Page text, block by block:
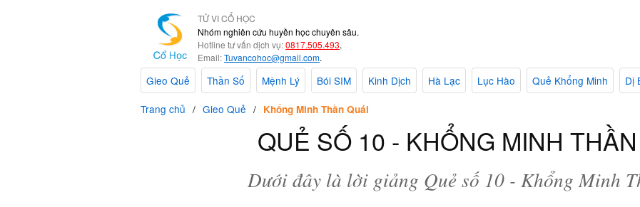
TỬ VI CỔ HỌC
Nhóm nghiên cứu huyền học chuyên sâu.
Hotline tư vấn dịch vụ:0817.505.493.
Email:Tuvancohoc@gmail.com.
Gieo Quẻ Thần Số Mệnh Lý Bói SIM Kinh Dịch Hà Lạc Lục Hào Quẻ Khổng Minh Dị
Trang chủ
Gieo Quẻ Khổng Minh Thần Quái
QUẺ SỐ 10 - KHỔNG MINH
Dưới đây là lời giảng Quẻ số 10 - Khổng Minh